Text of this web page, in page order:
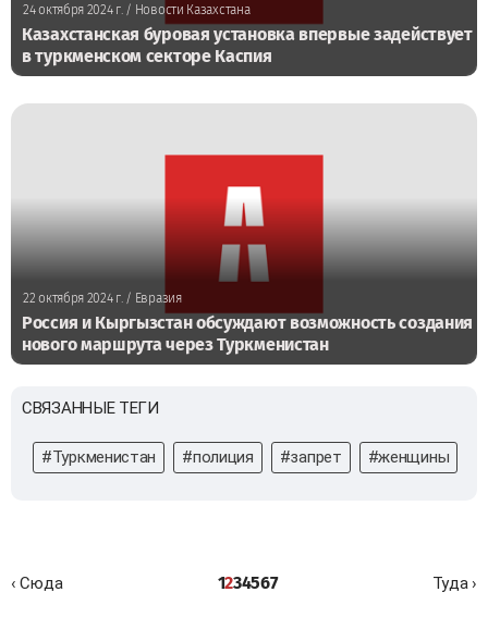
24 октября 2024 г. / Новости Казахстана
Казахстанская буровая установка впервые задействует
в туркменском секторе Каспия
22 октября 2024 г./ Евразия
Россия и Кыргызстан обсуждают возможность создания
нового маршрута через Туркменистан
СВЯЗАННЫЕ ТЕГИ
#Туркменистан #полиция #запрет #женщины
‹ Сюда 1234567 Туда ›